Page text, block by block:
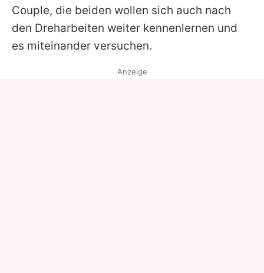
Couple, die beiden wollen sich auch nach
den Dreharbeiten weiter kennenlernen und
es miteinander versuchen.
Anzeige